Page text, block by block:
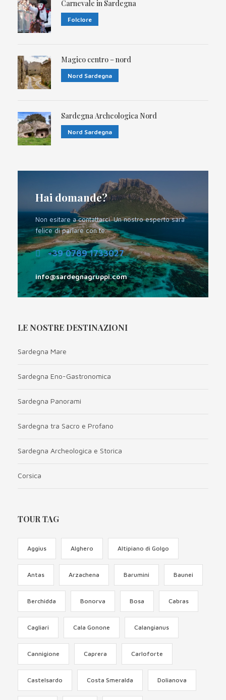
Carnevale in Sardegna
Folclore
Magico centro – nord
Nord Sardegna
Sardegna Archeologica Nord
Nord Sardegna
Hai domande?
Non esitare a contattarci. Un nostro esperto sarà
felice di parlare con te.
+39 0789 1733027
info@sardegnagruppi.com
LE NOSTRE DESTINAZIONI
Sardegna Mare
Sardegna Eno-Gastronomica
Sardegna Panorami
Sardegna tra Sacro e Profano
Sardegna Archeologica e Storica
Corsica
TOUR TAG
Aggius Alghero Altipiano di Golgo
Antas Arzachena Barumini Baunei
Berchidda Bonorva Bosa Cabras
Cagliari Cala Gonone Calangianus
Cannigione Caprera Carloforte
Castelsardo Costa Smeralda Dolianova